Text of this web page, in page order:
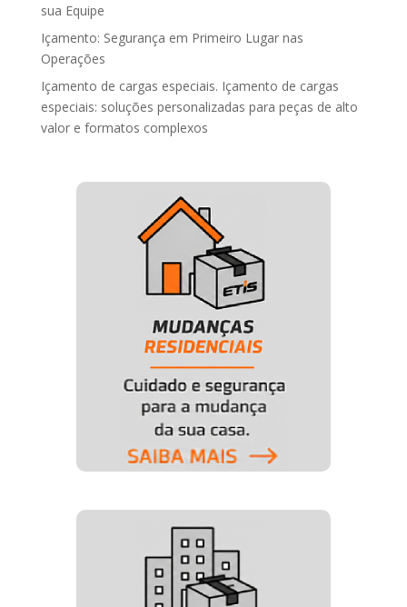
sua Equipe
Içamento: Segurança em Primeiro Lugar nas
Operações
Içamento de cargas especiais. Içamento de cargas
especiais: soluções personalizadas para peças de alto
valor e formatos complexos